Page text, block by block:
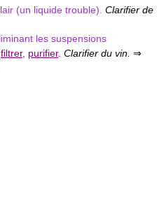
(un liquide trouble). Clarifier de
les suspensions
filtrer, purifier. Clarifier du vin. ⇒